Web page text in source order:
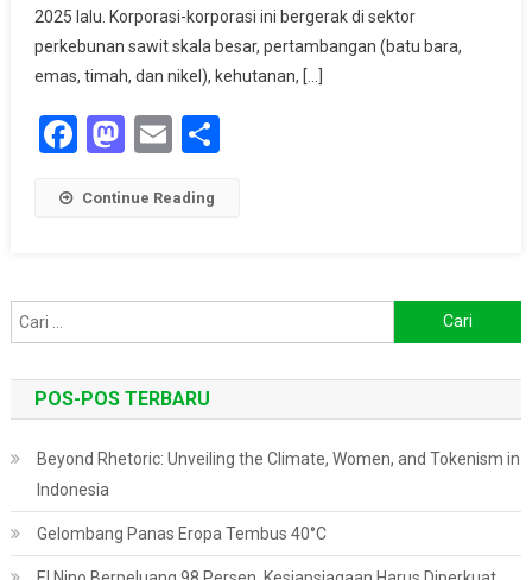
Diduga
Lakukan
Perusak
2025 lalu. Korporasi-korporasi ini bergerak di sektor
perkebunan sawit skala besar, pertambangan (batu bara,
emas, timah, dan nikel), kehutanan, […]
Facebook
Mastodon
EmailShare
Continue Reading
untuk:
POS-POS TERBARU
Beyond Rhetoric: Unveiling the Climate, Women, and Tokenism in
Indonesia
Gelombang Panas Eropa Tembus 40°C